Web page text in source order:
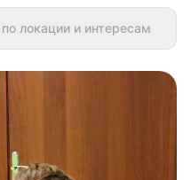
локации и интересам